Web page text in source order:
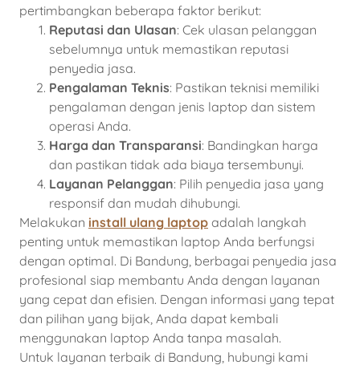
pertimbangkan beberapa faktor berikut:
Reputasi dan Ulasan: Cek ulasan pelanggan
sebelumnya untuk memastikan reputasi
penyedia jasa.
Pengalaman Teknis: Pastikan teknisi memiliki
pengalaman dengan jenis laptop dan sistem
operasi Anda.
Harga dan Transparansi: Bandingkan harga
dan pastikan tidak ada biaya tersembunyi.
Layanan Pelanggan: Pilih penyedia jasa yang
responsif dan mudah dihubungi.
Melakukan install ulang laptop adalah langkah
penting untuk memastikan laptop Anda berfungsi
dengan optimal. Di Bandung, berbagai penyedia jasa
profesional siap membantu Anda dengan layanan
yang cepat dan efisien. Dengan informasi yang tepat
dan pilihan yang bijak, Anda dapat kembali
menggunakan laptop Anda tanpa masalah.
Untuk layanan terbaik di Bandung, hubungi kami